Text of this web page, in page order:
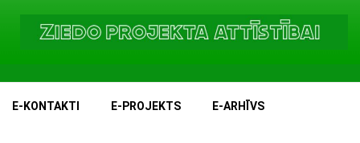
E-KONTAKTI E-PROJEKTS E-ARHĪVS